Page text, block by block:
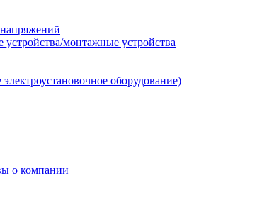
монтажные устройства
оборудование)
о компании